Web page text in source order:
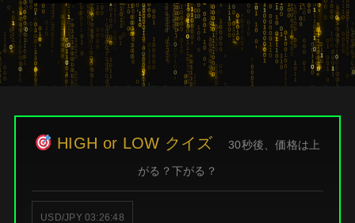
HIGH or LOW クイズ 30秒後、価格は上
がる？下がる？
USD/JPY 03:26:49